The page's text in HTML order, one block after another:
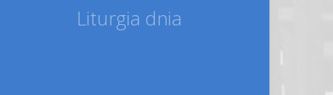
Liturgia dnia